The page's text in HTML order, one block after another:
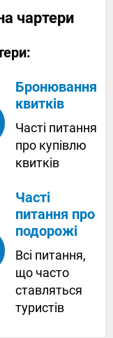
чартери
Бронювання
квитків
Часті питання
про купівлю
квитків
Часті
питання про
подорожі
Всі питання,
що часто
ставляться
туристів